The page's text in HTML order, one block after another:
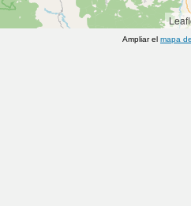
Ampliar el mapa